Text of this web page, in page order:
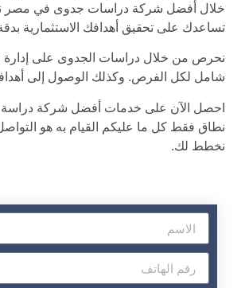
خلال أفضل شركة دراسات جدوى في مصر
تساعدك على تحقيق أهدافك الاستثمارية
نحرص من خلال دراسات الجدوى على إدارة
شامل لكل الفرص. وكذلك الوصول إلى
احصل الآن على خدمات أفضل شركة
نطاق فقط كل ما عليكم القيام به هو
نخطط لك.